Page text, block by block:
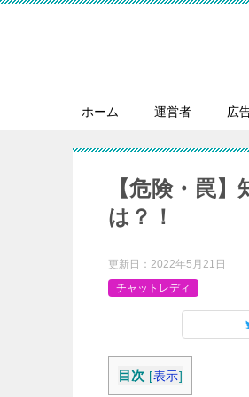
ホーム 運営者 広
【危険・罠
は？！
更新日： 2022年5月21日
チャットレディ
目次 [表示]